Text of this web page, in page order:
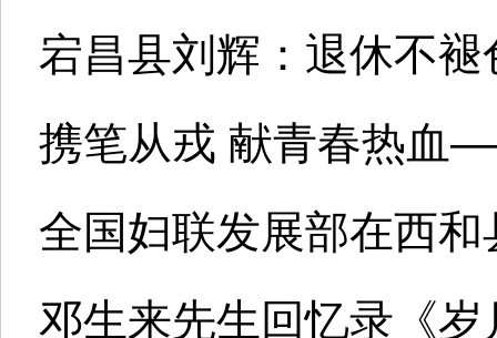
宕昌县刘辉：退休不
携笔从戎 献青春热血
全国妇联发展部在西
邓生来先生回忆录《